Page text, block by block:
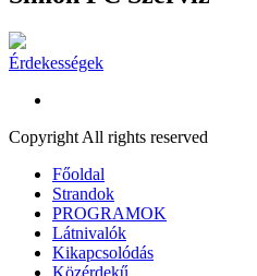
Érdekességek
Copyright All rights reserved
Főoldal
Strandok
PROGRAMOK
Látnivalók
Kikapcsolódás
Közérdekű